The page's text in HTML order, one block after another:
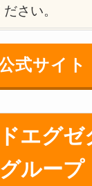
さい。
式サイト
エグゼ
グループ